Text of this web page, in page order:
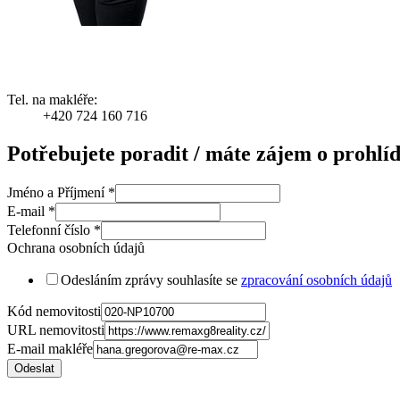
Tel. na makléře:
+420 724 160 716
Potřebujete poradit / máte zájem o
Jméno a Příjmení *
E-mail *
Telefonní číslo *
Ochrana osobních údajů
Odesláním zprávy souhlasíte se zpracování osobních údajů
Kód nemovitosti
URL nemovitosti
E-mail makléře
Odeslat